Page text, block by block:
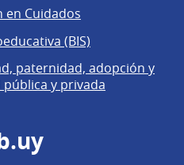
en Cuidados
(BIS)
paternidad, adopción y
y privada